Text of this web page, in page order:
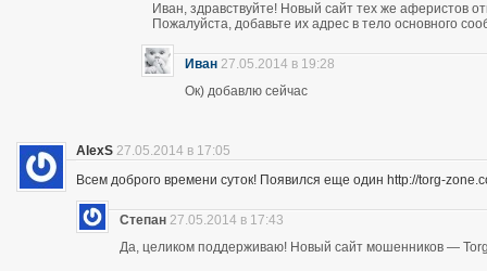
Иван, здравствуйте! Новый сайт тех же аферистов
Пожалуйста, добавьте их адрес в тело основного
Иван 27.05.2014 в 19:28
Ок) добавлю сейчас
AlexS 27.05.2014 в 17:05
Всем доброго времени суток! Появился еще один http://torg-
Степан 27.05.2014 в 17:43
Да, целиком поддерживаю! Новый сайт мошенников —